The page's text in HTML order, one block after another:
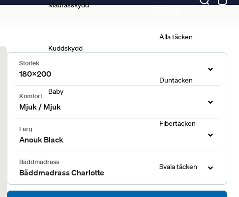
Madrasskydd
Kuddskydd
Baby
Alla täcken
Duntäcken
Fibertäcken
Svala täcken
Storlek
180x200
Komfort
Mjuk / Mjuk
Färg
Anouk Black
Bäddmadrass
Bäddmadrass Charlotte